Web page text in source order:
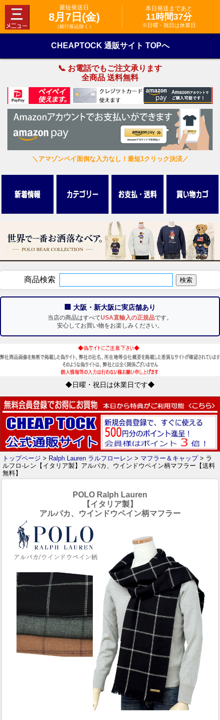
最短発送日
8月7日(金)
（銀行振込除く）
本日発送まであと
11時間37分
※日曜・祝日は休業日
CHEAPTOCK 通販サイト TOPへ
📞 お電話でもご注文承ります
全商品 送料無料
＼アマゾンペイ面倒な入力なし！最短1クリック決済／
商品検索
🏢 大阪・新大阪に実店舗あり
当店の商品はすべてUSA直輸入の正規品です。
安心してお買い物をお楽しみください。
◆日曜・祝日は休業日です◆
トップページ > Ralph Lauren ラルフローレン > マフラー＆キャップ> ラ
ルフロ-レン【イタリア製】アルパカ、ウインドウペイン柄マフラー【送料
無料】
POLO Ralph Lauren
【イタリア製】
アルパカ、ウインドウペイン柄マフラー